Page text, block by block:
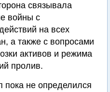
связывала
войны с
на всех
а также с вопросами
активов и режима
пролив.
не определился